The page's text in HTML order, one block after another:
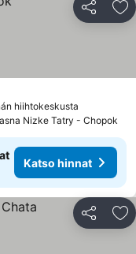
Jaa
hiihtokeskusta
Nizke Tatry - Chopok
Katso hinnat
Jaa